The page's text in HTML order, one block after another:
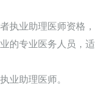
业助理医师资格，
的专业医务人员，适
助理医师。